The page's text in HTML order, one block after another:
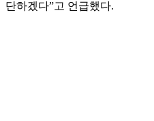
단하겠다”고 언급했다.